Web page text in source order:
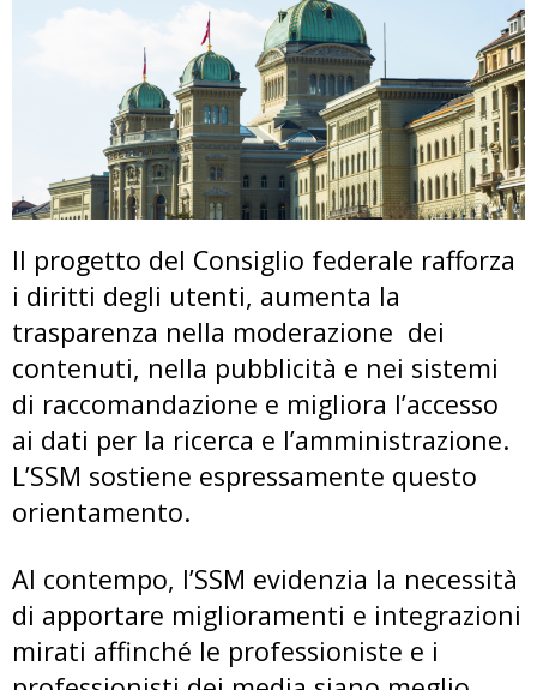
Il progetto del Consiglio federale rafforza
i diritti degli utenti, aumenta la
trasparenza nella moderazione dei
contenuti, nella pubblicità e nei sistemi
di raccomandazione e migliora l’accesso
ai dati per la ricerca e l’amministrazione.
L’SSM sostiene espressamente questo
orientamento.
Al contempo, l’SSM evidenzia la necessità
di apportare miglioramenti e integrazioni
mirati affinché le professioniste e i